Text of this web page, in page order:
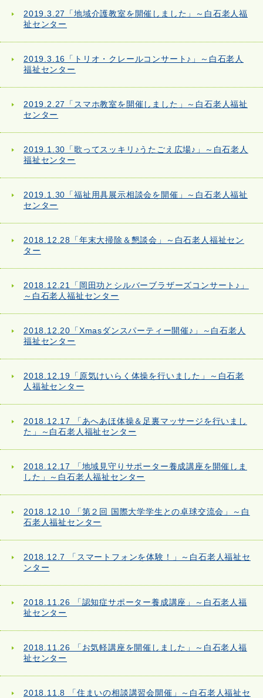
2019.3.27「地域介護教室を開催しました」～白石老人福
祉センター
2019.3.16「トリオ・クレールコンサート♪」～白石老人
福祉センター
2019.2.27「スマホ教室を開催しました」～白石老人福祉
センター
2019.1.30「歌ってスッキリ♪うたごえ広場♪」～白石老人
福祉センター
2019.1.30「福祉用具展示相談会を開催」～白石老人福祉
センター
2018.12.28「年末大掃除＆懇談会」～白石老人福祉セン
ター
2018.12.21「岡田功とシルバーブラザーズコンサート♪」
～白石老人福祉センター
2018.12.20「Xmasダンスパーティー開催♪」～白石老人
福祉センター
2018.12.19「原気けいらく体操を行いました」～白石老
人福祉センター
2018.12.17 「あへあほ体操＆足裏マッサージを行いまし
た」～白石老人福祉センター
2018.12.17 「地域見守りサポーター養成講座を開催しま
した」～白石老人福祉センター
2018.12.10 「第２回 国際大学学生との卓球交流会」～白
石老人福祉センター
2018.12.7 「スマートフォンを体験！」～白石老人福祉セ
ンター
2018.11.26 「認知症サポーター養成講座」～白石老人福
祉センター
2018.11.26 「お気軽講座を開催しました」～白石老人福
祉センター
2018.11.8 「住まいの相談講習会開催」～白石老人福祉セ